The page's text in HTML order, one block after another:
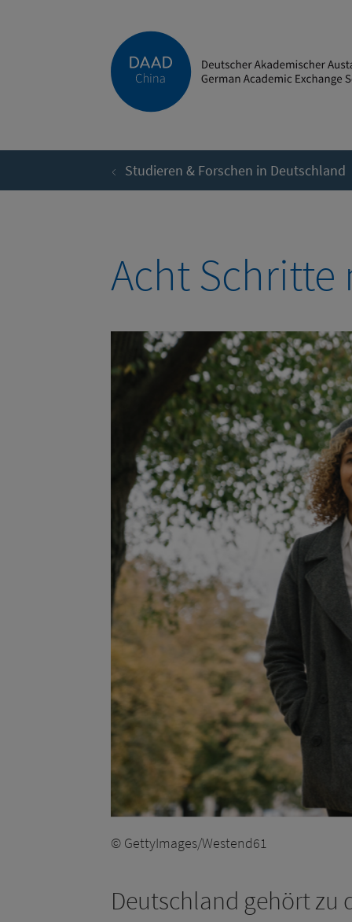
Studieren & Forschen in Deutschland
Acht Schritte
© GettyImages/Westend61
Deutschland gehört